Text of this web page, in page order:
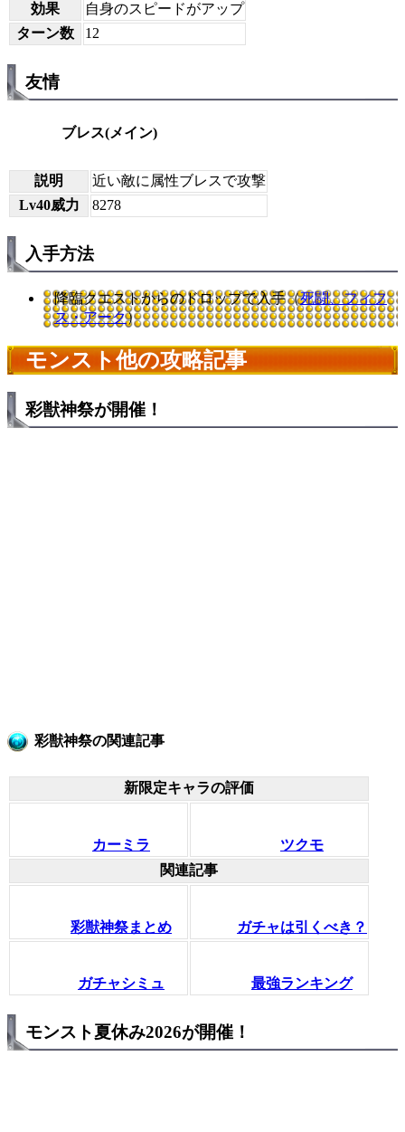
効果
自身のスピードがアップ
ターン数
12
友情
ブレス(メイン)
説明
近い敵に属性ブレスで攻撃
Lv40威力
8278
入手方法
降臨クエストからのドロップで入手（死闘、フィフ
ス・アーク）
モンスト他の攻略記事
彩獣神祭が開催！
彩獣神祭の関連記事
新限定キャラの評価
カーミラ
ツクモ
関連記事
彩獣神祭まとめ ガチャは引くべき？
ガチャシミュ 最強ランキング
モンスト夏休み2026が開催！